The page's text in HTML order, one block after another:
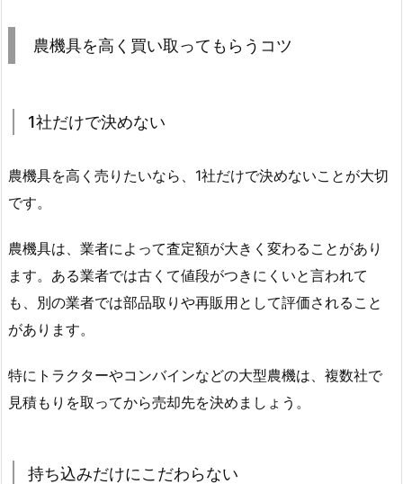
農機具を高く買い取ってもらうコツ
1社だけで決めない
農機具を高く売りたいなら、1社だけで決めないことが大切
です。
農機具は、業者によって査定額が大きく変わることがあり
ます。ある業者では古くて値段がつきにくいと言われて
も、別の業者では部品取りや再販用として評価されること
があります。
特にトラクターやコンバインなどの大型農機は、複数社で
見積もりを取ってから売却先を決めましょう。
持ち込みだけにこだわらない